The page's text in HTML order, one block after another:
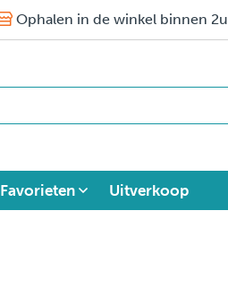
Ophalen in de winkel binnen 2u
Favorieten Uitverkoop